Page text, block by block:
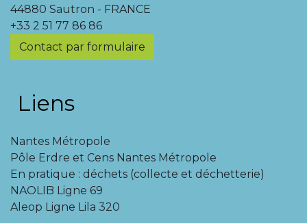
44880 Sautron - FRANCE
+33 2 51 77 86 86
Contact par formulaire
Liens
Nantes Métropole
Pôle Erdre et Cens Nantes Métropole
En pratique : déchets (collecte et déchetterie)
NAOLIB Ligne 69
Aleop Ligne Lila 320